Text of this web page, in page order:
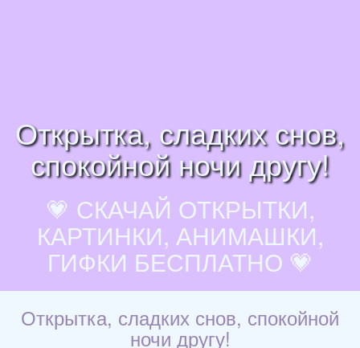
Открытка, сладких снов,
спокойной ночи другу!
💗 СКАЧАЙ ОТКРЫТКИ,
КАРТИНКИ, АНИМАШКИ,
ГИФКИ БЕСПЛАТНО 💗
Открытка, сладких снов, спокойной
ночи другу!